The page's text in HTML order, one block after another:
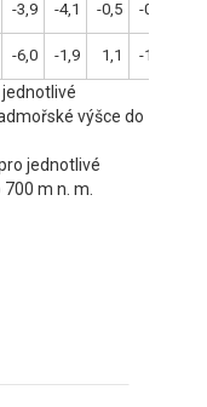
-3,9 -4,1 -0,5 -0,8
-6,0 -1,9 1,1 -1,4
výšce do
jednotlivé
m n. m.